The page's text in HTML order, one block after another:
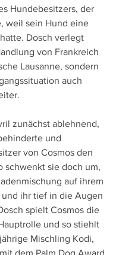
Hundebesitzers, der
weil sein Hund eine
Dosch verlegt
von Frankreich
Lausanne, sondern
auch
zunächst ablehnend,
und
von Cosmos den
schwenkt sie doch um,
auf ihrem
ihr tief in die Augen
spielt Cosmos die
und so stiehlt
Mischling Kodi,
dem Palm Dog Award